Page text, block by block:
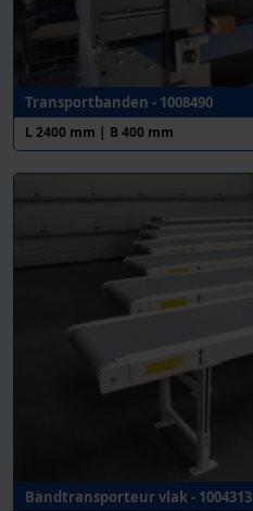
Transportbanden - 1008490
L 2400 mm | B 400 mm
Bandtransporteur vlak - 1004313